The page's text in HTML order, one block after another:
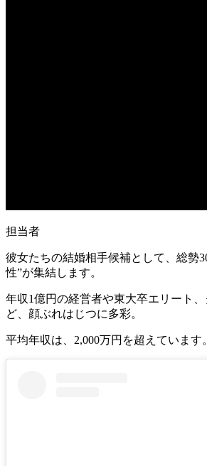
担当者
彼女たちの結婚相手候補として、総勢
性”が集結します。
年収1億円の経営者や東大卒エリート
ど、顔ぶれはじつに多彩。
平均年収は、2,000万円を超えています。